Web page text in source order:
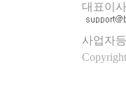
대표이
사업자